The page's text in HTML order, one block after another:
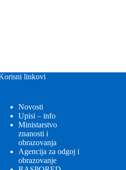
linkovi
Novosti
Upisi – info
Ministarstvo
znanosti i
obrazovanja
Agencija za odgoj i
obrazovanje